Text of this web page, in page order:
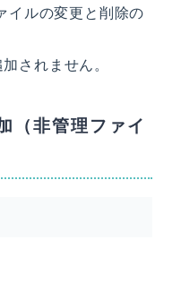
イルの変更と削除の
されません。
（非管理ファイ